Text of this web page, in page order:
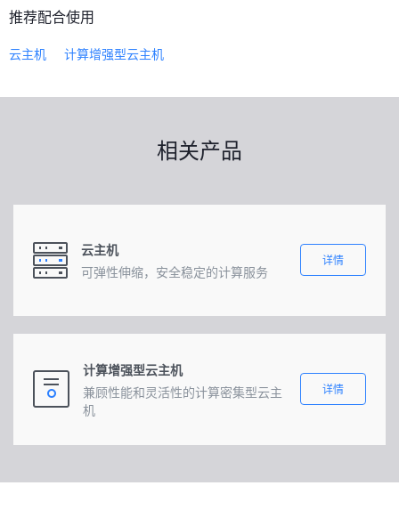
推荐配合使用
云主机 计算增强型云主机
相关产品
云主机
可弹性伸缩，安全稳定的计算服务
详情
计算增强型云主机
兼顾性能和灵活性的计算密集型云主
机
详情